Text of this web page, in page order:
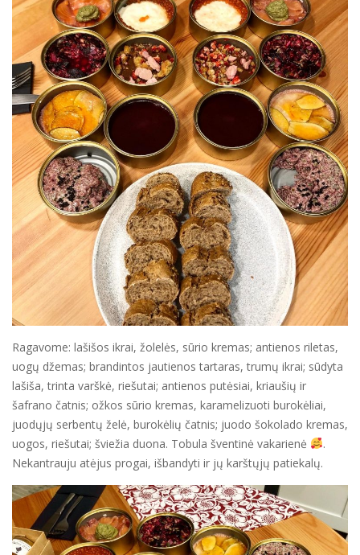
Ragavome: lašišos ikrai, žolelės, sūrio kremas; antienos riletas,
uogų džemas; brandintos jautienos tartaras, trumų ikrai; sūdyta
lašiša, trinta varškė, riešutai; antienos putėsiai, kriaušių ir
šafrano čatnis; ožkos sūrio kremas, karamelizuoti burokėliai,
juodųjų serbentų želė, burokėlių čatnis; juodo šokolado kremas,
uogos, riešutai; šviežia duona. Tobula šventinė vakarienė
.
Nekantrauju atėjus progai, išbandyti ir jų karštųjų patiekalų.